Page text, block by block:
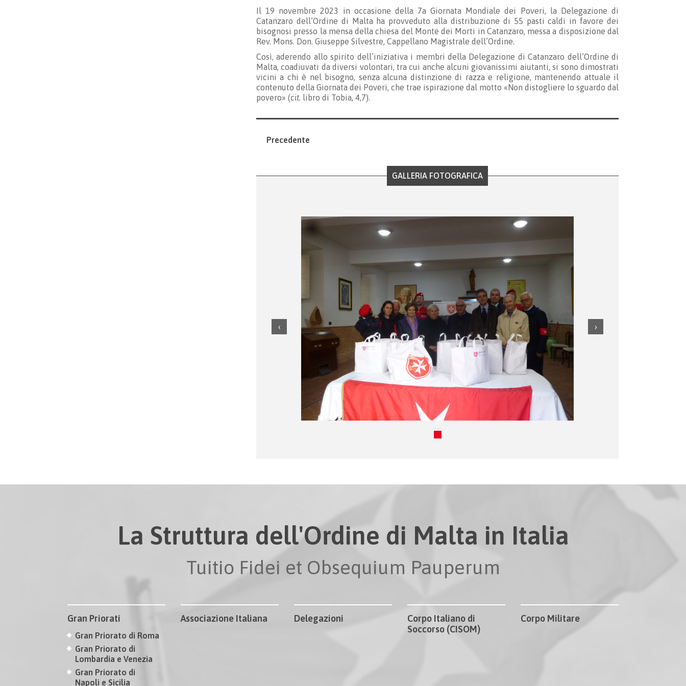
Il 19 novembre 2023 in occasione della 7a Giornata Mondiale dei Poveri, la Delegazione di
Catanzaro dell’Ordine di Malta ha provveduto alla distribuzione di 55 pasti caldi in favore dei
bisognosi presso la mensa della chiesa del Monte dei Morti in Catanzaro, messa a disposizione dal
Rev. Mons. Don. Giuseppe Silvestre, Cappellano Magistrale dell’Ordine.
Così, aderendo allo spirito dell’iniziativa i membri della Delegazione di Catanzaro dell’Ordine di
Malta, coadiuvati da diversi volontari, tra cui anche alcuni giovanissimi aiutanti, si sono dimostrati
vicini a chi è nel bisogno, senza alcuna distinzione di razza e religione, mantenendo attuale il
contenuto della Giornata dei Poveri, che trae ispirazione dal motto «Non distogliere lo sguardo dal
povero» (cit. libro di Tobia, 4,7).
Precedente
GALLERIA FOTOGRAFICA
La Struttura dell'Ordine di Malta in Italia
Tuitio Fidei et Obsequium Pauperum
Gran Priorati
Gran Priorato di Roma
Gran Priorato di
Lombardia e Venezia
Gran Priorato di
Napoli e Sicilia
Associazione Italiana Delegazioni
Corpo Italiano di
Soccorso (CISOM)
Corpo Militare